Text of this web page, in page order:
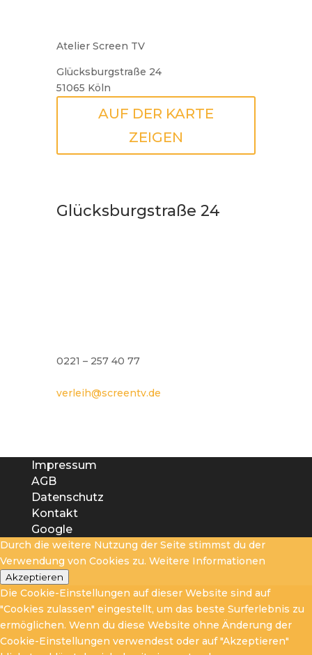
Atelier Screen TV
Glücksburgstraße 24
51065 Köln
AUF DER KARTE
ZEIGEN
Glücksburgstraße 24
0221 – 257 40 77
verleih@screentv.de
Impressum
AGB
Datenschutz
Kontakt
Google
Durch die weitere Nutzung der Seite stimmst du der
Verwendung von Cookies zu. Weitere Informationen
Akzeptieren
Die Cookie-Einstellungen auf dieser Website sind auf
"Cookies zulassen" eingestellt, um das beste Surferlebnis zu
ermöglichen. Wenn du diese Website ohne Änderung der
Cookie-Einstellungen verwendest oder auf "Akzeptieren"